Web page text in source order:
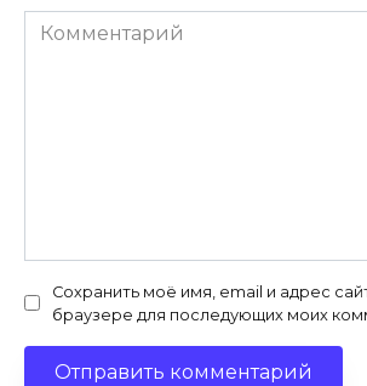
Комментарий
Сохранить моё имя, email и адрес
браузере для последующих моих